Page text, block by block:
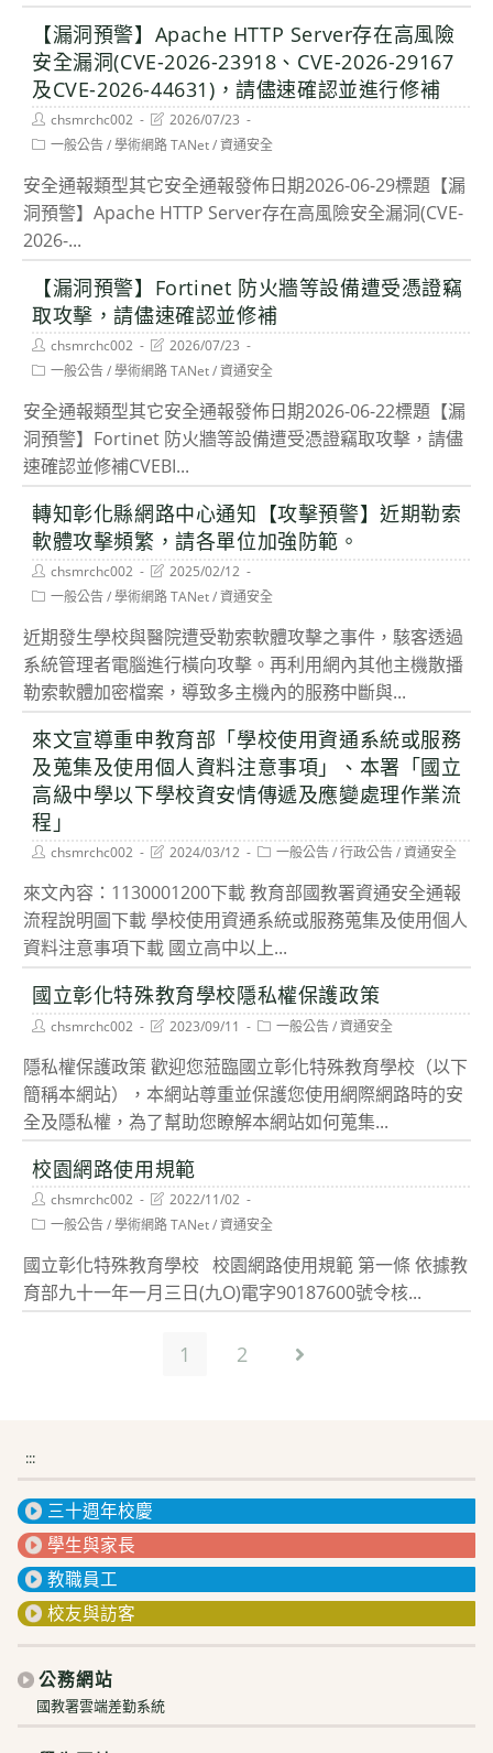
【漏洞預警】Apache HTTP Server存在高風險
安全漏洞(CVE-2026-23918、CVE-2026-29167
及CVE-2026-44631)，請儘速確認並進行修補
Post
author:
chsmrchc002
Post
last
modified:
2026/07/23
Post一般公告/學術網路 TANet/資通安全
安全通報類型其它安全通報發佈日期2026-06-29標題【漏
洞預警】Apache HTTP Server存在高風險安全漏洞(CVE-
2026-...
【漏洞預警】Fortinet 防火牆等設備遭受憑證竊
取攻擊，請儘速確認並修補
Post
author:
chsmrchc002
Post
last
modified:
2026/07/23
Post一般公告/學術網路 TANet/資通安全
安全通報類型其它安全通報發佈日期2026-06-22標題【漏
洞預警】Fortinet 防火牆等設備遭受憑證竊取攻擊，請儘
速確認並修補CVEBI...
轉知彰化縣網路中心通知【攻擊預警】近期勒索
軟體攻擊頻繁，請各單位加強防範。
Post
author:
chsmrchc002
Post
last
modified:
2025/02/12
Post一般公告/學術網路 TANet/資通安全
近期發生學校與醫院遭受勒索軟體攻擊之事件，駭客透過
系統管理者電腦進行橫向攻擊。再利用網內其他主機散播
勒索軟體加密檔案，導致多主機內的服務中斷與...
來文宣導重申教育部「學校使用資通系統或服務
及蒐集及使用個人資料注意事項」、本署「國立
高級中學以下學校資安情傳遞及應變處理作業流
程」
Postchsmrchc002
Post
modified:
2024/03/12
Post一般公告/行政公告/資通安全
來文內容：1130001200下載 教育部國教署資通安全通報
流程說明圖下載 學校使用資通系統或服務蒐集及使用個人
資料注意事項下載 國立高中以上...
國立彰化特殊教育學校隱私權保護政策
Postchsmrchc002
Post
modified:
2023/09/11
Post一般公告/資通安全
隱私權保護政策 歡迎您蒞臨國立彰化特殊教育學校（以下
簡稱本網站），本網站尊重並保護您使用網際網路時的安
全及隱私權，為了幫助您瞭解本網站如何蒐集...
校園網路使用規範
Post
author:
chsmrchc002
Post
last
modified:
2022/11/02
Post一般公告/學術網路 TANet/資通安全
國立彰化特殊教育學校 校園網路使用規範 第一條 依據教
育部九十一年一月三日(九O)電字90187600號令核...
1 2 Go to the next page
:::
三十週年校慶
學生與家長
教職員工
校友與訪客
公務網站
國教署雲端差勤系統